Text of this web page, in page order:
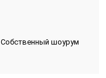
Собственный шоурум